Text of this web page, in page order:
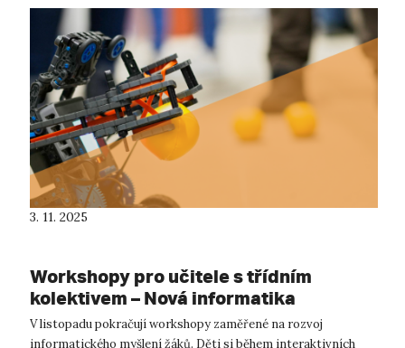
3. 11. 2025
Workshopy pro učitele s třídním
kolektivem – Nová informatika
V listopadu pokračují workshopy zaměřené na rozvoj
informatického myšlení žáků. Děti si během interaktivních